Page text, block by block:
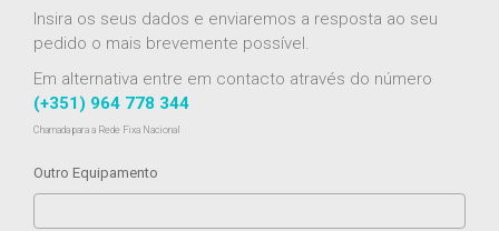
Insira os seus dados e enviaremos a resposta ao seu
pedido o mais brevemente possível.
Em alternativa entre em contacto através do número
(+351) 964 778 344
Chamada para a Rede Fixa Nacional
Outro Equipamento